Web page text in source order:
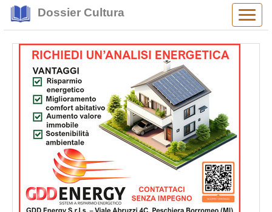
Dossier Cultura